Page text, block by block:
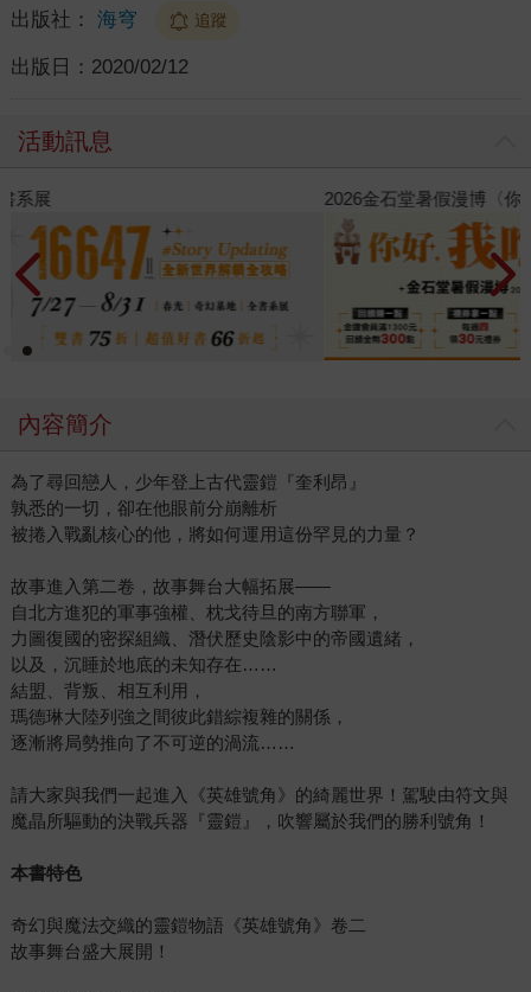
出版社： 海穹 追蹤
出版日： 2020/02/12
活動訊息
2026金石堂暑假漫博〈你好，我吃一點〉第二波 金
內容簡介
為了尋回戀人，少年登上古代靈鎧『奎利昂』
孰悉的一切，卻在他眼前分崩離析
被捲入戰亂核心的他，將如何運用這份罕見的力量？
故事進入第二卷，故事舞台大幅拓展――
自北方進犯的軍事強權、枕戈待旦的南方聯軍，
力圖復國的密探組織、潛伏歷史陰影中的帝國遺緒，
以及，沉睡於地底的未知存在……
結盟、背叛、相互利用，
瑪德琳大陸列強之間彼此錯綜複雜的關係，
逐漸將局勢推向了不可逆的渦流……
請大家與我們一起進入《英雄號角》的綺麗世界！駕駛由符文與
魔晶所驅動的決戰兵器『靈鎧』，吹響屬於我們的勝利號角！
本書特色
奇幻與魔法交織的靈鎧物語《英雄號角》卷二
故事舞台盛大展開！